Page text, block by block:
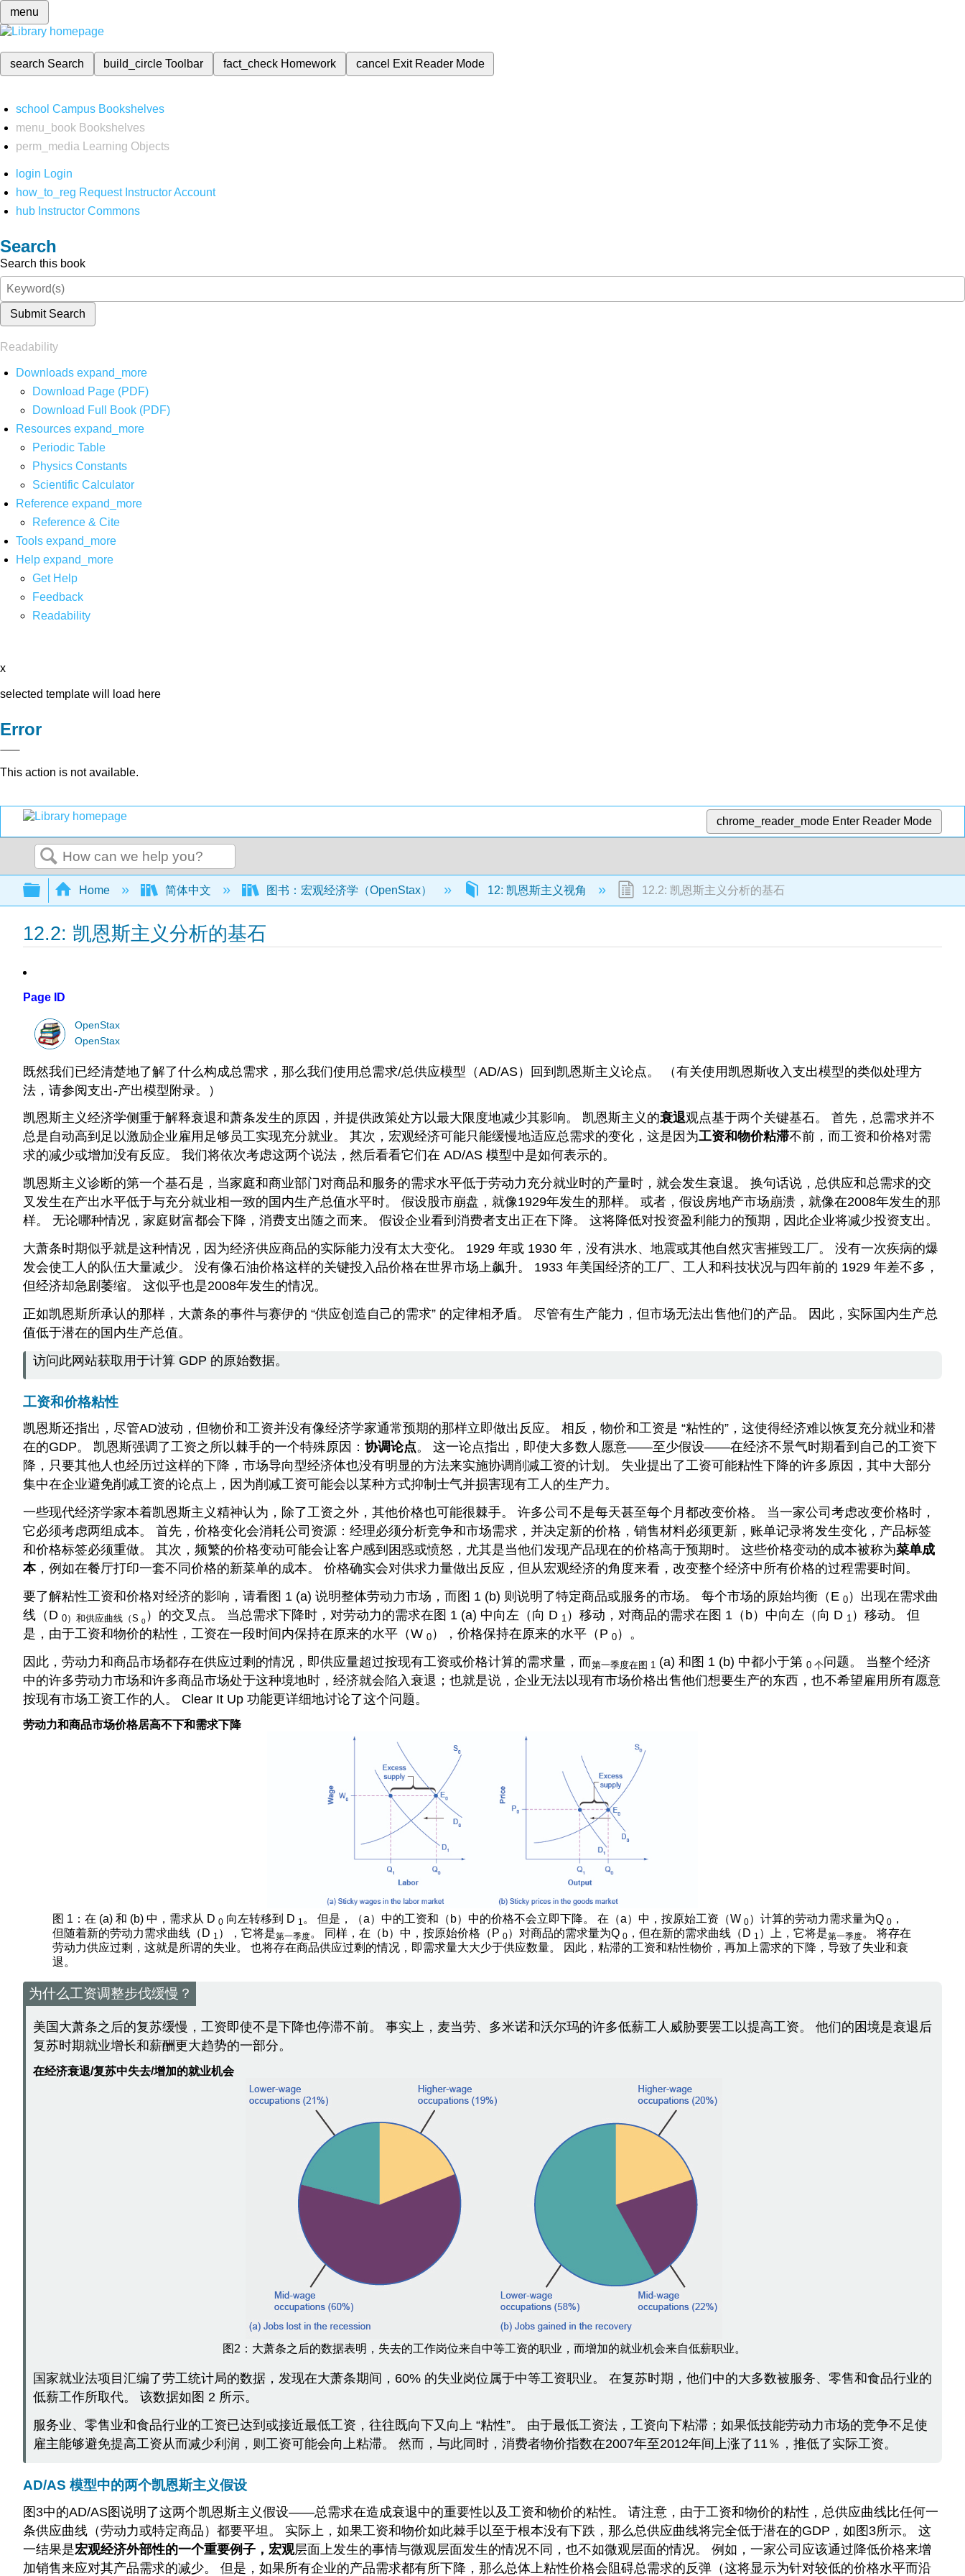
menu
search Search build_circleToolbar fact_check Homework cancel Exit Reader Mode
school Campus Bookshelves
menu_book Bookshelves
perm_media
Learning Objects
login Login
how_to_reg Request Instructor Account
hub Instructor Commons
Search
Search this book
Submit Search
Readability
Downloads expand_more
Download Page (PDF)
Download Full Book (PDF)
Resources expand_more
Periodic Table
Physics Constants
Scientific Calculator
Reference expand_more
Reference & Cite
Tools expand_more
Help expand_more
Get Help
Feedback
Readability
x
selected template will load here
Error
This action is not available.
chrome_reader_mode Enter Reader Mode
Search
Expand/collapse global hierarchy
Home 简体中文 图书：宏观经济学（OpenStax） 12: 凯恩斯主义视角 12.2: 凯恩斯主义分析的基石
12.2: 凯恩斯主义分析的基石
Page ID
OpenStax
OpenStax
既然我们已经清楚地了解了什么构成总需求，那么我们使用总需求/总供应模型（AD/AS）回到凯恩斯主义论点。 （有关使用凯恩斯收入支出模型的类似处理方
法，请参阅支出-产出模型附录。）
凯恩斯主义经济学侧重于解释衰退和萧条发生的原因，并提供政策处方以最大限度地减少其影响。 凯恩斯主义的衰退观点基于两个关键基石。 首先，总需求并不
总是自动高到足以激励企业雇用足够员工实现充分就业。 其次，宏观经济可能只能缓慢地适应总需求的变化，这是因为工资和物价粘滞不前，而工资和价格对需
求的减少或增加没有反应。 我们将依次考虑这两个说法，然后看看它们在 AD/AS 模型中是如何表示的。
凯恩斯主义诊断的第一个基石是，当家庭和商业部门对商品和服务的需求水平低于劳动力充分就业时的产量时，就会发生衰退。 换句话说，总供应和总需求的交
叉发生在产出水平低于与充分就业相一致的国内生产总值水平时。 假设股市崩盘，就像1929年发生的那样。 或者，假设房地产市场崩溃，就像在2008年发生的那
样。 无论哪种情况，家庭财富都会下降，消费支出随之而来。 假设企业看到消费者支出正在下降。 这将降低对投资盈利能力的预期，因此企业将减少投资支出。
大萧条时期似乎就是这种情况，因为经济供应商品的实际能力没有太大变化。 1929 年或 1930 年，没有洪水、地震或其他自然灾害摧毁工厂。 没有一次疾病的爆
发会使工人的队伍大量减少。 没有像石油价格这样的关键投入品价格在世界市场上飙升。 1933 年美国经济的工厂、工人和科技状况与四年前的 1929 年差不多，
但经济却急剧萎缩。 这似乎也是2008年发生的情况。
正如凯恩斯所承认的那样，大萧条的事件与赛伊的 “供应创造自己的需求” 的定律相矛盾。 尽管有生产能力，但市场无法出售他们的产品。 因此，实际国内生产总
值低于潜在的国内生产总值。
访问此网站获取用于计算 GDP 的原始数据。
工资和价格粘性
凯恩斯还指出，尽管AD波动，但物价和工资并没有像经济学家通常预期的那样立即做出反应。 相反，物价和工资是 “粘性的”，这使得经济难以恢复充分就业和潜
在的GDP。 凯恩斯强调了工资之所以棘手的一个特殊原因： 协调论点。 这一论点指出，即使大多数人愿意——至少假设——在经济不景气时期看到自己的工资下
降，只要其他人也经历过这样的下降，市场导向型经济体也没有明显的方法来实施协调削减工资的计划。 失业提出了工资可能粘性下降的许多原因，其中大部分
集中在企业避免削减工资的论点上，因为削减工资可能会以某种方式抑制士气并损害现有工人的生产力。
一些现代经济学家本着凯恩斯主义精神认为，除了工资之外，其他价格也可能很棘手。 许多公司不是每天甚至每个月都改变价格。 当一家公司考虑改变价格时，
它必须考虑两组成本。 首先，价格变化会消耗公司资源：经理必须分析竞争和市场需求，并决定新的价格，销售材料必须更新，账单记录将发生变化，产品标签
和价格标签必须重做。 其次，频繁的价格变动可能会让客户感到困惑或愤怒，尤其是当他们发现产品现在的价格高于预期时。 这些价格变动的成本被称为菜单成
本，例如在餐厅打印一套不同价格的新菜单的成本。 价格确实会对供求力量做出反应，但从宏观经济的角度来看，改变整个经济中所有价格的过程需要时间。
要了解粘性工资和价格对经济的影响，请看图 1 (a) 说明整体劳动力市场，而图 1 (b) 则说明了特定商品或服务的市场。 每个市场的原始均衡（E 0 ）出现在需求曲
线（D 0）和供应曲线（S 0 ）的交叉点。 当总需求下降时，对劳动力的需求在图 1 (a) 中向左（向 D 1 ）移动，对商品的需求在图 1（b）中向左（向 D 1 ）移动。 但
是，由于工资和物价的粘性，工资在一段时间内保持在原来的水平（W 0 ），价格保持在原来的水平（P 0 ）。
因此，劳动力和商品市场都存在供应过剩的情况，即供应量超过按现有工资或价格计算的需求量，而第一季度在图 1 (a) 和图 1 (b) 中都小于第 0 个问题。 当整个经济
中的许多劳动力市场和许多商品市场处于这种境地时，经济就会陷入衰退；也就是说，企业无法以现有市场价格出售他们想要生产的东西，也不希望雇用所有愿意
按现有市场工资工作的人。 Clear It Up 功能更详细地讨论了这个问题。
劳动力和商品市场价格居高不下和需求下降
图 1：在 (a) 和 (b) 中，需求从 D0 向左转移到 D 1 。 但是，（a）中的工资和（b）中的价格不会立即下降。 在（a）中，按原始工资（W0）计算的劳动力需求量为Q0 ，
但随着新的劳动力需求曲线（D 1 ），它将是第一季度。 同样，在（b）中，按原始价格（P0）对商品的需求量为Q0 ，但在新的需求曲线（D 1 ）上，它将是第一季度。 将存在
劳动力供应过剩，这就是所谓的失业。 也将存在商品供应过剩的情况，即需求量大大少于供应数量。 因此，粘滞的工资和粘性物价，再加上需求的下降，导致了失业和衰
退。
为什么工资调整步伐缓慢？
美国大萧条之后的复苏缓慢，工资即使不是下降也停滞不前。 事实上，麦当劳、多米诺和沃尔玛的许多低薪工人威胁要罢工以提高工资。 他们的困境是衰退后
复苏时期就业增长和薪酬更大趋势的一部分。
在经济衰退/复苏中失去/增加的就业机会
图2：大萧条之后的数据表明，失去的工作岗位来自中等工资的职业，而增加的就业机会来自低薪职业。
国家就业法项目汇编了劳工统计局的数据，发现在大萧条期间，60% 的失业岗位属于中等工资职业。 在复苏时期，他们中的大多数被服务、零售和食品行业的
低薪工作所取代。 该数据如图 2 所示。
服务业、零售业和食品行业的工资已达到或接近最低工资，往往既向下又向上 “粘性”。 由于最低工资法，工资向下粘滞；如果低技能劳动力市场的竞争不足使
雇主能够避免提高工资从而减少利润，则工资可能会向上粘滞。 然而，与此同时，消费者物价指数在2007年至2012年间上涨了11％，推低了实际工资。
AD/AS 模型中的两个凯恩斯主义假设
图3中的AD/AS图说明了这两个凯恩斯主义假设——总需求在造成衰退中的重要性以及工资和物价的粘性。 请注意，由于工资和物价的粘性，总供应曲线比任何一
条供应曲线（劳动力或特定商品）都要平坦。 实际上，如果工资和物价如此棘手以至于根本没有下跌，那么总供应曲线将完全低于潜在的GDP，如图3所示。 这
一结果是宏观经济外部性的一个重要例子，宏观层面上发生的事情与微观层面发生的情况不同，也不如微观层面的情况。 例如，一家公司应该通过降低价格来增
加销售来应对其产品需求的减少。 但是，如果所有企业的产品需求都有所下降，那么总体上粘性价格会阻碍总需求的反弹（这将显示为针对较低的价格水平而沿